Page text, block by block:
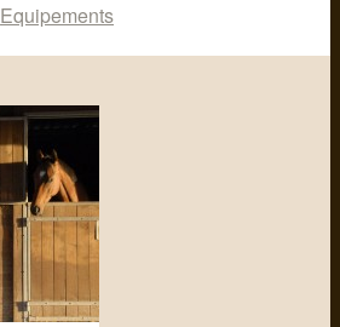
Equipements